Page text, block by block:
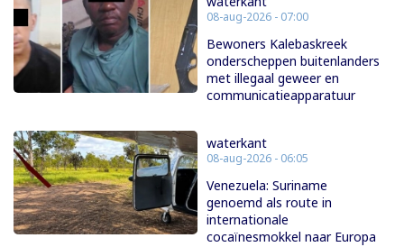
08-aug-2026 - 07:00
Bewoners Kalebaskreek
onderscheppen buitenlanders
met illegaal geweer en
communicatieapparatuur
waterkant
08-aug-2026 - 06:05
Venezuela: Suriname
genoemd als route in
internationale
cocaïnesmokkel naar Europa